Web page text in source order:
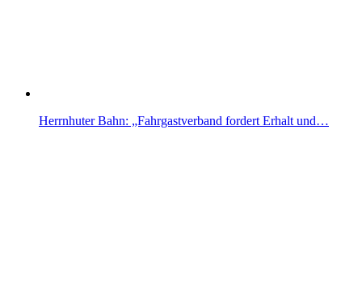
Herrnhuter Bahn: „Fahrgastverband fordert Erhalt und…